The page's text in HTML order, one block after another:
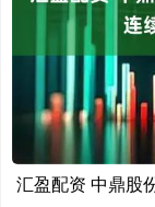
汇盈配资 中鼎股